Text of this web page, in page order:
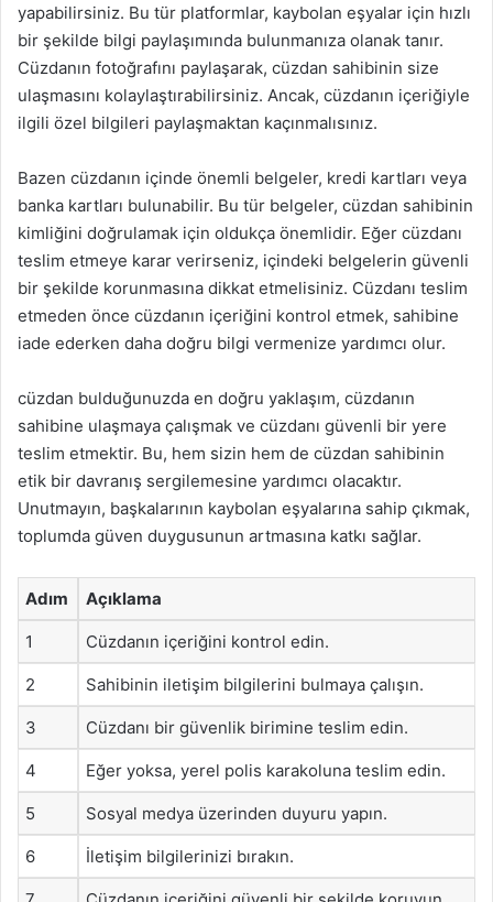
yapabilirsiniz. Bu tür platformlar, kaybolan eşyalar için hızlı
bir şekilde bilgi paylaşımında bulunmanıza olanak tanır.
Cüzdanın fotoğrafını paylaşarak, cüzdan sahibinin size
ulaşmasını kolaylaştırabilirsiniz. Ancak, cüzdanın içeriğiyle
ilgili özel bilgileri paylaşmaktan kaçınmalısınız.
Bazen cüzdanın içinde önemli belgeler, kredi kartları veya
banka kartları bulunabilir. Bu tür belgeler, cüzdan sahibinin
kimliğini doğrulamak için oldukça önemlidir. Eğer cüzdanı
teslim etmeye karar verirseniz, içindeki belgelerin güvenli
bir şekilde korunmasına dikkat etmelisiniz. Cüzdanı teslim
etmeden önce cüzdanın içeriğini kontrol etmek, sahibine
iade ederken daha doğru bilgi vermenize yardımcı olur.
cüzdan bulduğunuzda en doğru yaklaşım, cüzdanın
sahibine ulaşmaya çalışmak ve cüzdanı güvenli bir yere
teslim etmektir. Bu, hem sizin hem de cüzdan sahibinin
etik bir davranış sergilemesine yardımcı olacaktır.
Unutmayın, başkalarının kaybolan eşyalarına sahip çıkmak,
toplumda güven duygusunun artmasına katkı sağlar.
Adım Açıklama
1 Cüzdanın içeriğini kontrol edin.
2 Sahibinin iletişim bilgilerini bulmaya çalışın.
3 Cüzdanı bir güvenlik birimine teslim edin.
4 Eğer yoksa, yerel polis karakoluna teslim edin.
5 Sosyal medya üzerinden duyuru yapın.
6 İletişim bilgilerinizi bırakın.